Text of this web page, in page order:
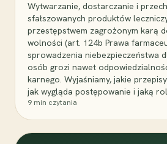
Wytwarzanie, dostarczanie i
sfałszowanych produktów
przestępstwem zagrożonym karą
wolności (art. 124b Prawa
sprowadzenia niebezpieczeństwa
osób grozi nawet
karnego. Wyjaśniamy, jakie
jak wygląda postępowanie i jaką
9 min czytania